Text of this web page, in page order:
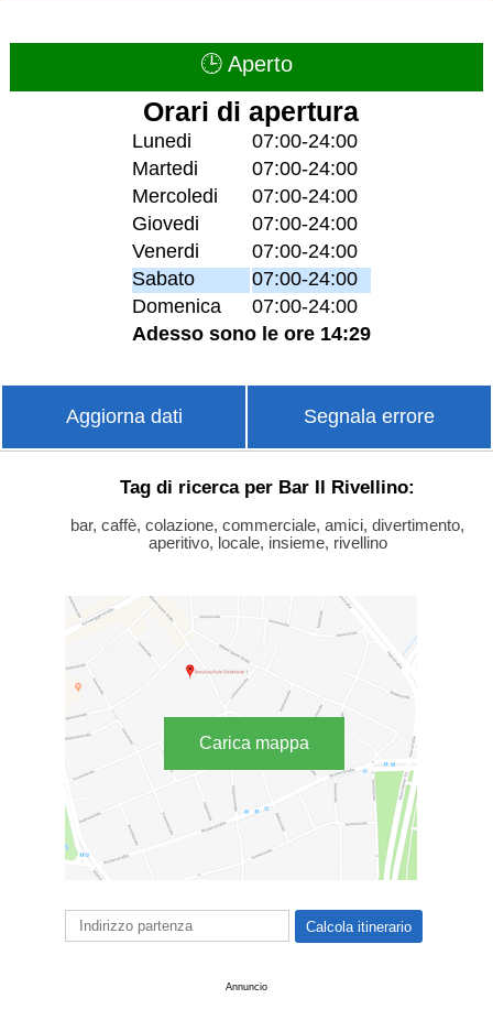
🕒 Aperto
Orari di apertura
Lunedi
07:00-24:00
Martedi
07:00-24:00
Mercoledi
07:00-24:00
Giovedi
07:00-24:00
Venerdi
07:00-24:00
Sabato
07:00-24:00
Domenica
07:00-24:00
Adesso sono le ore 14:29
Aggiorna dati Segnala errore
Tag di ricerca per Bar Il Rivellino:
bar, caffè, colazione, commerciale, amici, divertimento,
aperitivo, locale, insieme, rivellino
Carica mappa
Annuncio